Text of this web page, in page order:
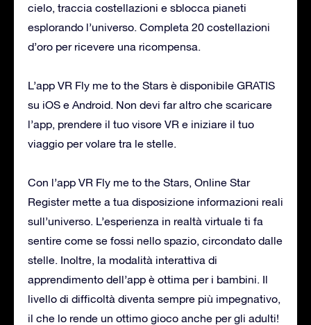
cielo, traccia costellazioni e sblocca pianeti
esplorando l’universo. Completa 20 costellazioni
d’oro per ricevere una ricompensa.
L’app VR Fly me to the Stars è disponibile GRATIS
su iOS e Android. Non devi far altro che scaricare
l’app, prendere il tuo visore VR e iniziare il tuo
viaggio per volare tra le stelle.
Con l’app VR Fly me to the Stars, Online Star
Register mette a tua disposizione informazioni reali
sull’universo. L’esperienza in realtà virtuale ti fa
sentire come se fossi nello spazio, circondato dalle
stelle. Inoltre, la modalità interattiva di
apprendimento dell’app è ottima per i bambini. Il
livello di difficoltà diventa sempre più impegnativo,
il che lo rende un ottimo gioco anche per gli adulti!